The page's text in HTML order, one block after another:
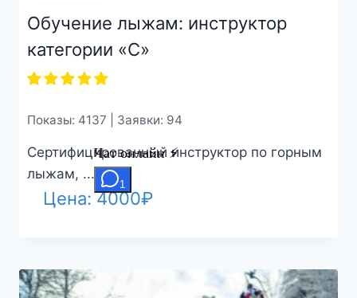
Обучение лыжам: инструктор
категории «С»
Показы: 4137 | Заявки: 94
Сертифицированный инструктор по горным
лыжам, ...
Цена:4000₽